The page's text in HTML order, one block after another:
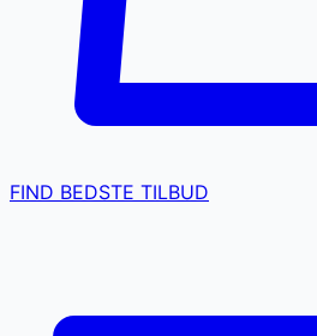
FIND BEDSTE TILBUD